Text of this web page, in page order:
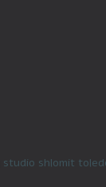
studio shlomit